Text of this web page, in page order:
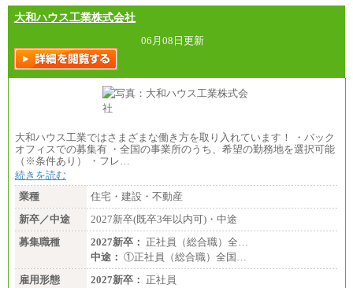
大和ハウス工業株式会社
06月08日更新
大和ハウス工業ではさまざまな働き方を取り入れています！ ・バック
オフィスでの募集有 ・全国の事業所のうち、希望の勤務地を選択可能
（※条件あり） ・フレ…
続きを読む
業種
住宅・建設・不動産
新卒／中途
2027新卒(既卒3年以内可)・中途
募集職種
2027新卒： 正社員（総合職）全…
中途： ①正社員（総合職）全国…
雇用形態
2027新卒： 正社員